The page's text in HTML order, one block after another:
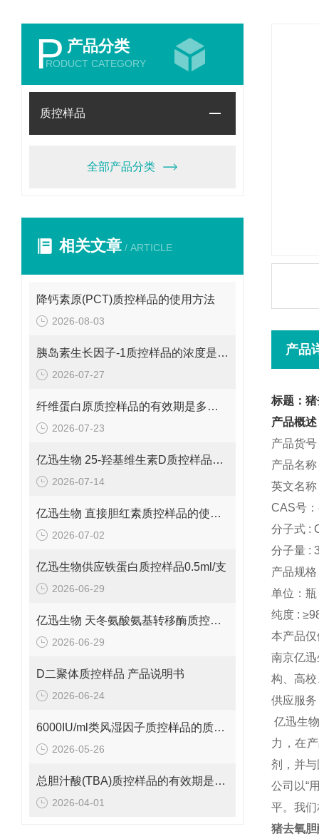
P 产品分类
RODUCT CATEGORY
质控样品
全部产品分类
相关文章 / ARTICLE
降钙素原(PCT)质控样品的使用方法
2026-08-03
胰岛素生长因子-1质控样品的浓度是多少呢？
2026-07-27
纤维蛋白原质控样品的有效期是多久呢？
2026-07-23
亿迅生物 25-羟基维生素D质控样品的浓度是多少呢？
2026-07-14
亿迅生物 直接胆红素质控样品的使用方法
2026-07-02
亿迅生物供应铁蛋白质控样品0.5ml/支
2026-06-29
亿迅生物 天冬氨酸氨基转移酶质控样品的质控靶值是多少呢？
2026-06-29
D二聚体质控样品 产品说明书
2026-06-24
6000IU/ml类风湿因子质控样品的质控范围是多少呢？
2026-05-26
总胆汁酸(TBA)质控样品的有效期是多久呢？
2026-04-01
产品
标题：
产品概述
产品货
产品名称
英文名
CAS号
分子式 :
分子量 :
产品规
单位：瓶
纯度 :
本产品
南京亿
构、高
供应服
亿迅生
力，在
剂，并
公司以“
平。我
猪去氧